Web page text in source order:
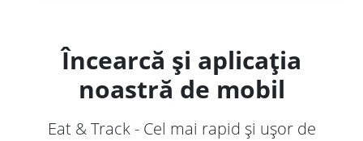
Încearcă și aplicația
noastră de mobil
Eat & Track - Cel mai rapid și ușor de